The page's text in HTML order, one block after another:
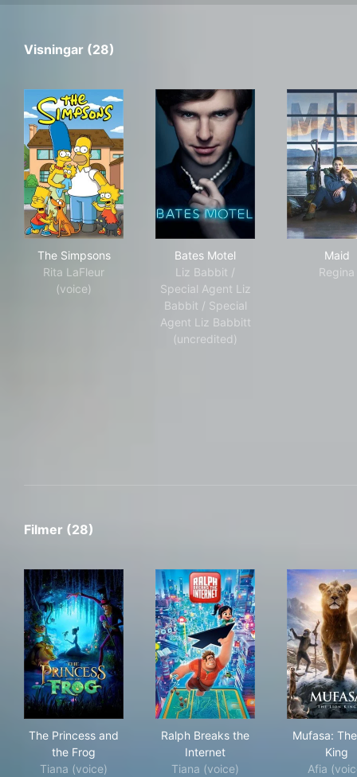
Visningar (28)
The Simpsons
Rita LaFleur
(voice)
Bates Motel
Liz Babbit /
Special Agent Liz
Babbit / Special
Agent Liz Babbitt
(uncredited)
Maid
Regina
Filmer (28)
The Princess and
the Frog
Tiana (voice)
Ralph Breaks the
Internet
Tiana (voice)
Mufasa:
King
Afia